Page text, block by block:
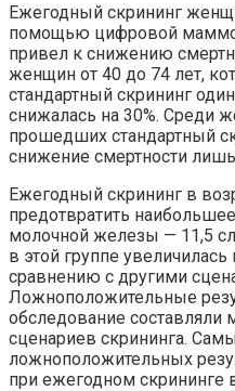
Ежегодный скрининг
помощью цифровой
привел к снижению
женщин от 40 до 74 лет,
стандартный скрининг
снижалась на 30%. Среди
прошедших стандартный
снижение смертности лишь
Ежегодный скрининг в
предотвратить
молочной железы — 11,5
в этой группе
сравнению с другими
Ложноположительные
обследование составляли
сценариев скрининга.
ложноположительных
при ежегодном скрининге